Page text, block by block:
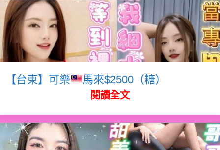
【台東】可樂 馬來$2500（糖）
閱讀全文